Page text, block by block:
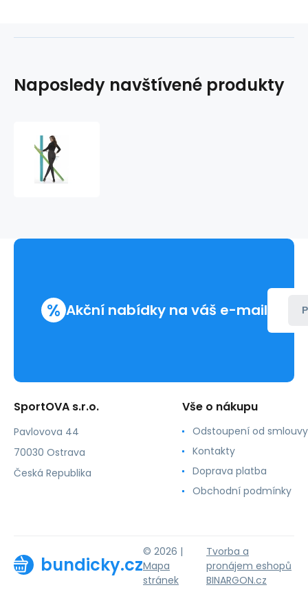
Naposledy navštívené produkty
% Akční nabídky na váš e-mail
SportOVA s.r.o.
Pavlovova 44
70030 Ostrava
Česká Republika
Vše o nákupu
Odstoupení od smlouvy
Kontakty
Doprava platba
Obchodní podmínky
bundicky.cz
© 2026 |
Mapa
stránek
Tvorba a
pronájem eshopů
BINARGON.cz